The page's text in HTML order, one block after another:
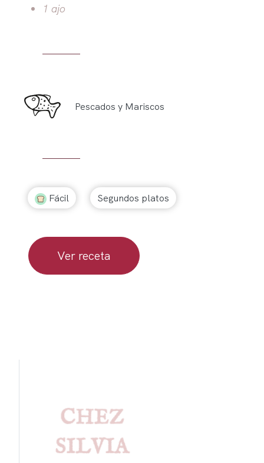
1 ajo
Pescados y Mariscos
Fácil Segundos platos
Ver receta